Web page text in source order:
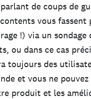
de coups de
vous
!) via un
ou dans ce cas
toujours des
et vous ne
produit et les